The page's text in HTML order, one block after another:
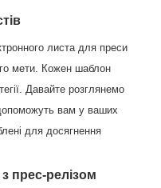
листа для преси
мети. Кожен шаблон
Давайте розглянемо
вам у ваших
для досягнення
прес-релізом